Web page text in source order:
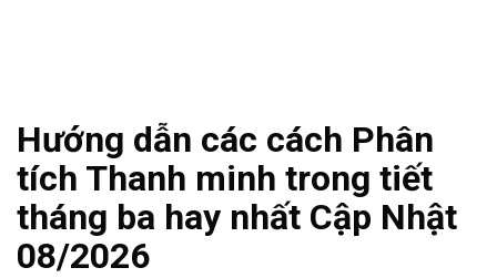
Hướng dẫn các cách Phân
tích Thanh minh trong tiết
tháng ba hay nhất Cập Nhật
08/2026